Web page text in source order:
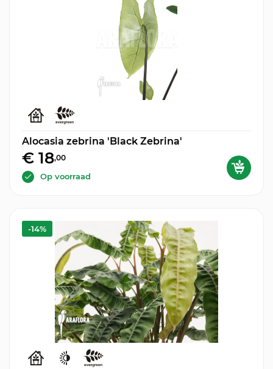
Alocasia zebrina 'Black Zebrina'
€ 18,00
Op voorraad
-14%